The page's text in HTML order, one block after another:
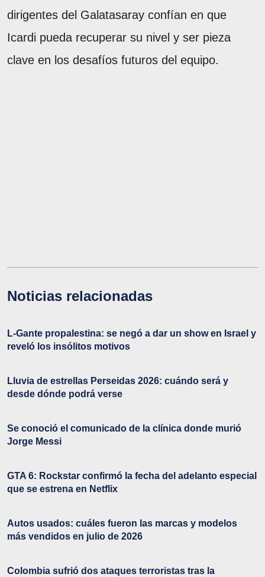
dirigentes del Galatasaray confían en que
Icardi pueda recuperar su nivel y ser pieza
clave en los desafíos futuros del equipo.
Noticias relacionadas
L-Gante propalestina: se negó a dar un show en Israel y
reveló los insólitos motivos
Lluvia de estrellas Perseidas 2026: cuándo será y
desde dónde podrá verse
Se conoció el comunicado de la clínica donde murió
Jorge Messi
GTA 6: Rockstar confirmó la fecha del adelanto especial
que se estrena en Netflix
Autos usados: cuáles fueron las marcas y modelos
más vendidos en julio de 2026
Colombia sufrió dos ataques terroristas tras la